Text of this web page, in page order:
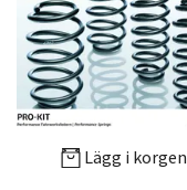
Lägg i korgen